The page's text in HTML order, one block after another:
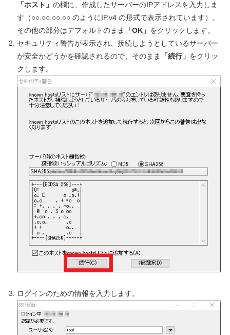
「ホスト」の欄に、作成したサーバーのIPアドレスを入力しま
す（○○.○○.○○.○○ のようにIP.v4 の形式で表示されています）。
その他の部分はデフォルトのまま
「OK」 をクリックします。
セキュリティ警告が表示され、接続しようとしているサーバー
が安全かどうかを確認されるので、そのまま
「続行」 をクリッ
クします。
ログインのための情報を入力します。